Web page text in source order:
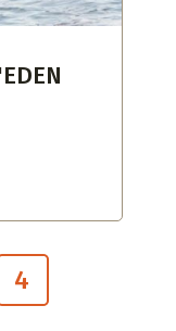
4